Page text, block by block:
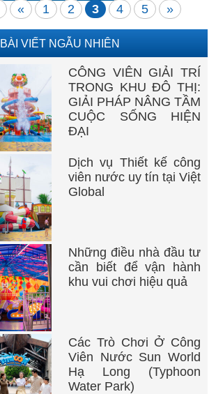
« 1 2 3 4 5 »
BÀI VIẾT NGẪU NHIÊN
CÔNG VIÊN GIẢI TRÍ
TRONG KHU ĐÔ THỊ:
GIẢI PHÁP NÂNG TẦM
CUỘC SỐNG HIỆN
ĐẠI
Dịch vụ Thiết kế công
viên nước uy tín tại Việt
Global
Những điều nhà đầu tư
cần biết để vận hành
khu vui chơi hiệu quả
Các Trò Chơi Ở Công
Viên Nước Sun World
Hạ Long (Typhoon
Water Park)